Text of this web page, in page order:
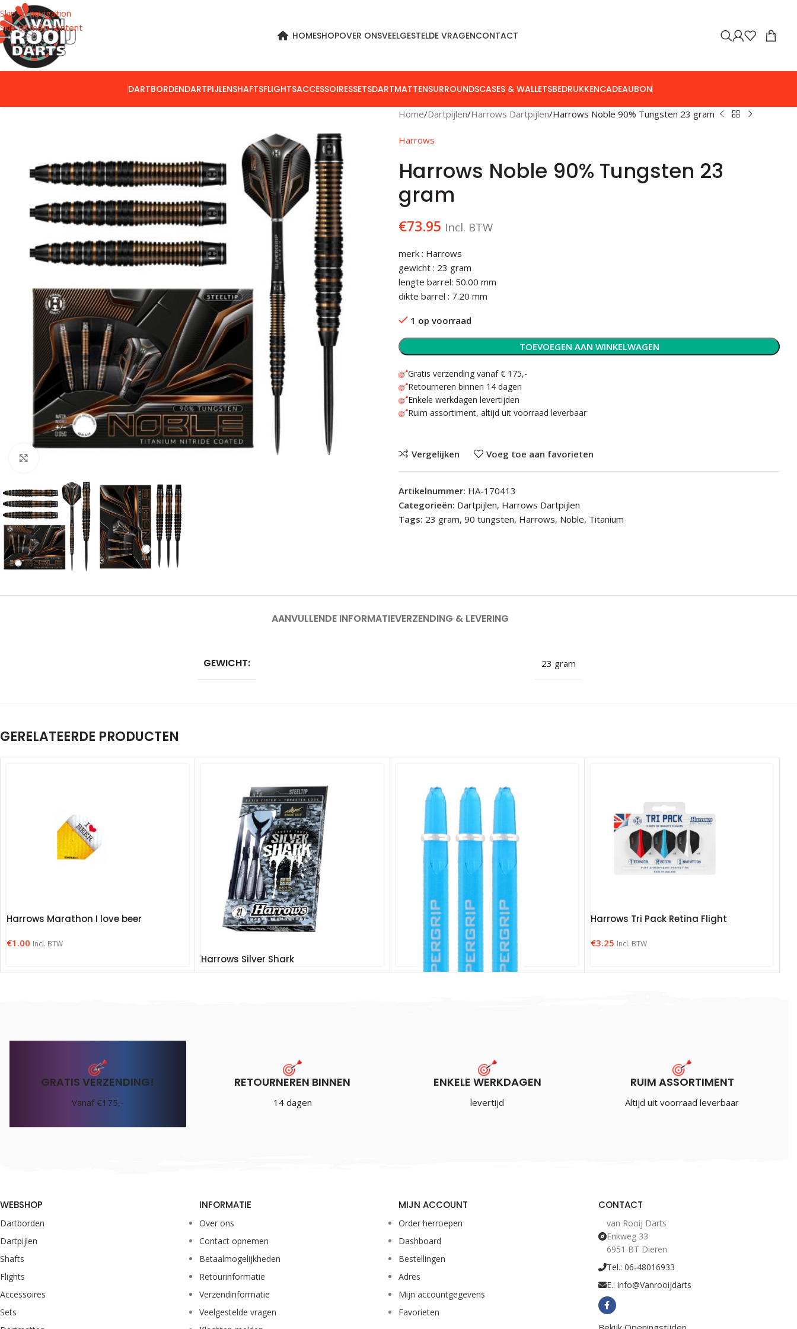
Skip to navigation
Skip to main content
HOMESHOPOVER ONSVEELGESTELDE VRAGENCONTACT
DARTBORDENDARTPIJLENSHAFTSFLIGHTSACCESSOIRESSETSDARTMATTENSURROUNDSCASES & WALLETSBEDRUKKENCADEAUBON
Home Dartpijlen Harrows Dartpijlen Harrows Noble 90% Tungsten 23 gram
Harrows
Harrows Noble 90% Tungsten 23
gram
€73.95 Incl. BTW
merk : Harrows
gewicht : 23 gram
lengte barrel: 50.00 mm
dikte barrel : 7.20 mm
1 op voorraad
TOEVOEGEN AAN WINKELWAGEN
Gratis verzending vanaf € 175,-
Retourneren binnen 14 dagen
Enkele werkdagen levertijden
Ruim assortiment, altijd uit voorraad leverbaar
Vergelijken Voeg toe aan favorieten
Artikelnummer: HA-170413
Categorieën: Dartpijlen, Harrows Dartpijlen
Tags: 23 gram, 90 tungsten, Harrows, Noble, Titanium
AANVULLENDE INFORMATIEVERZENDING & LEVERING
GEWICHT: 23 gram
GERELATEERDE PRODUCTEN
Harrows Marathon I love beer
€1.00 Incl. BTW
Harrows Silver Shark
Harrows Supergrip Shaft Blauw
Harrows Tri Pack Retina Flight
€3.25 Incl. BTW
GRATIS VERZENDING!
Vanaf €175,-
RETOURNEREN BINNEN
14 dagen
ENKELE WERKDAGEN
levertijd
RUIM ASSORTIMENT
Altijd uit voorraad leverbaar
WEBSHOP
Dartborden
Dartpijlen
Shafts
Flights
Accessoires
Sets
INFORMATIE
Over ons
Contact opnemen
Betaalmogelijkheden
Retourinformatie
Verzendinformatie
Veelgestelde vragen
MIJN ACCOUNT
Order herroepen
Dashboard
Bestellingen
Adres
Mijn accountgegevens
Favorieten
CONTACT
van Rooij Darts
Enkweg 33
6951 BT Dieren
Tel.: 06-48016933
E.: info@Vanrooijdarts